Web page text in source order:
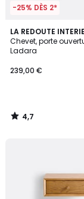
-25% DÈS 2*
LA REDOUTE
Chevet, porte
Ladara
239,00 €
4,7
/ 5
4,7
/